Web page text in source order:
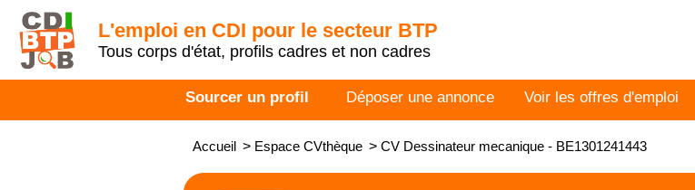
L'emploi en CDI pour le secteur BTP
Tous corps d'état, profils cadres et non cadres
Sourcer un profil Déposer une annonce Voir les offres d'emploi
Accueil > Espace CVthèque > CV Dessinateur mecanique - BE1301241443